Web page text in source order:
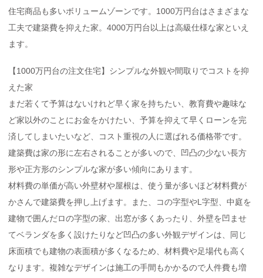
住宅商品も多いボリュームゾーンです。1000万円台はさまざまな
工夫で建築費を抑えた家。4000万円台以上は高級仕様な家といえ
ます。
【1000万円台の注文住宅】シンプルな外観や間取りでコストを抑
えた家
まだ若くて予算はないけれど早く家を持ちたい、教育費や趣味な
ど家以外のことにお金をかけたい、予算を抑えて早くローンを完
済してしまいたいなど、コスト重視の人に選ばれる価格帯です。
建築費は家の形に左右されることが多いので、凹凸の少ない長方
形や正方形のシンプルな家が多い傾向にあります。
材料費の単価が高い外壁材や屋根は、使う量が多いほど材料費が
かさんで建築費を押し上げます。また、コの字型やL字型、中庭を
建物で囲んだロの字型の家、出窓が多くあったり、外壁を凹ませ
てベランダを多く設けたりなど凹凸の多い外観デザインは、同じ
床面積でも建物の表面積が多くなるため、材料費や足場代も高く
なります。複雑なデザインは施工の手間もかかるので人件費も増